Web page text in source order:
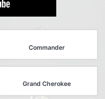
Commander
Grand Cherokee